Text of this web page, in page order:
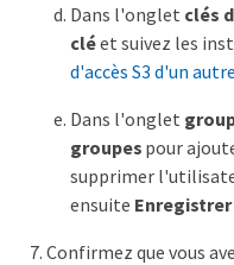
Dans l'onglet clés
cléet suivez les
d'accès S3 d'un
Dans l'onglet
groupes pour
supprimer
ensuite
Confirmez que vous